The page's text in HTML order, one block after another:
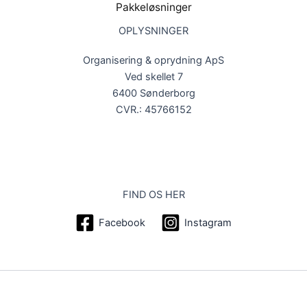
Pakkeløsninger
OPLYSNINGER
Organisering & oprydning ApS
Ved skellet 7
6400 Sønderborg
CVR.: 45766152
FIND OS HER
Facebook Instagram